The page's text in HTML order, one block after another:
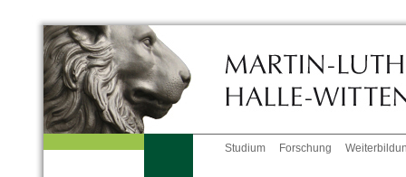
Studium Forschung